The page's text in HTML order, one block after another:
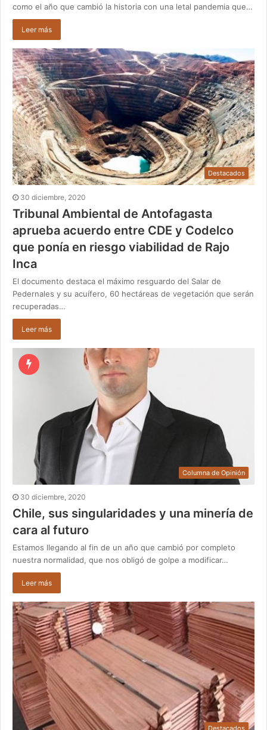
como el año que cambió la historia con una letal pandemia que…
Leer más
Destacados
30 diciembre, 2020
Tribunal Ambiental de Antofagasta
aprueba acuerdo entre CDE y Codelco
que ponía en riesgo viabilidad de Rajo
Inca
El documento destaca el máximo resguardo del Salar de
Pedernales y su acuífero, 60 hectáreas de vegetación que serán
recuperadas…
Leer más
Columna de Opinión
30 diciembre, 2020
Chile, sus singularidades y una minería de
cara al futuro
Estamos llegando al fin de un año que cambió por completo
nuestra normalidad, que nos obligó de golpe a modificar…
Leer más
Destacados